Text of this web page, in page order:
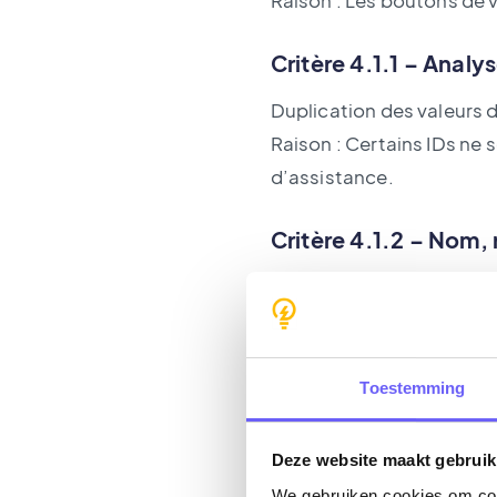
Toestemming
Deze website maakt
Critère 4.1.1 –
Duplication des valeurs
Raison : Certains IDs
d’assistance.
Critère 4.1.2 – Nom,
interactifs.
Raison : Certains
accessibles.
Alternatives